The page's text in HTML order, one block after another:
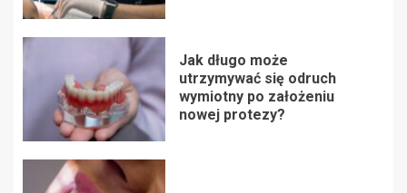
Jak długo może
utrzymywać się odruch
wymiotny po założeniu
nowej protezy?